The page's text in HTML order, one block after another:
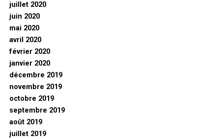
juillet 2020
juin 2020
mai 2020
avril 2020
février 2020
janvier 2020
décembre 2019
novembre 2019
octobre 2019
septembre 2019
août 2019
juillet 2019